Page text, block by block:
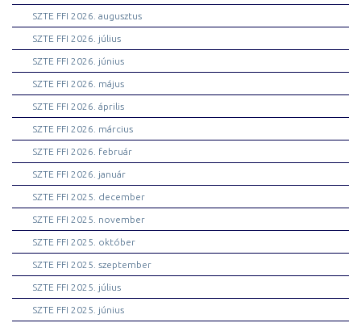
SZTE FFI 2026. augusztus
SZTE FFI 2026. július
SZTE FFI 2026. június
SZTE FFI 2026. május
SZTE FFI 2026. április
SZTE FFI 2026. március
SZTE FFI 2026. február
SZTE FFI 2026. január
SZTE FFI 2025. december
SZTE FFI 2025. november
SZTE FFI 2025. október
SZTE FFI 2025. szeptember
SZTE FFI 2025. július
SZTE FFI 2025. június